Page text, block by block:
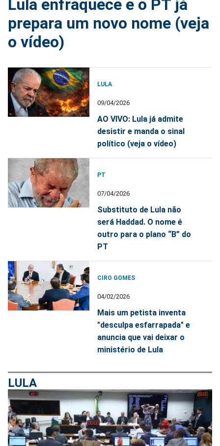
Lula enfraquece e o PT já
prepara um novo nome (veja
o vídeo)
LULA
09/04/2026
AO VIVO: Lula já admite
desistir e manda o sinal
político (veja o vídeo)
PT
07/04/2026
Substituto de Lula não
será Haddad. O nome é
outro para o plano “B” do
PT
CIRO GOMES
04/02/2026
Mais um petista inventa
"desculpa esfarrapada" e
anuncia que vai deixar o
ministério de Lula
LULA